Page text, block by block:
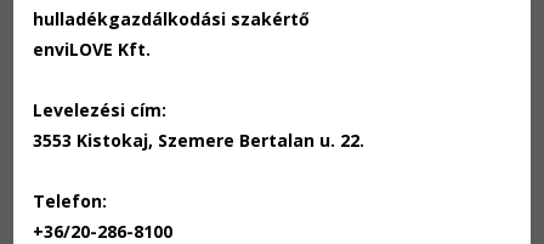
hulladékgazdálkodási szakértő
enviLOVE Kft.
Levelezési cím:
3553 Kistokaj, Szemere Bertalan u. 22.
Telefon:
+36/20-286-8100